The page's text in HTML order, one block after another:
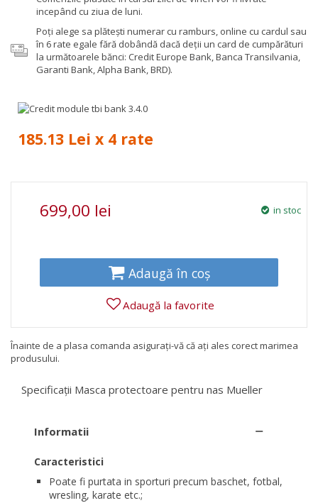
incepând cu ziua de luni.
Poţi alege sa plăteşti numerar cu ramburs, online cu cardul sau
în 6 rate egale fără dobândă dacă deții un card de cumpărături
la următoarele bănci: Credit Europe Bank, Banca Transilvania,
Garanti Bank, Alpha Bank, BRD).
185.13 Lei x 4 rate
699,00 lei in stoc
Adaugă în coș
Adaugă la favorite
Înainte de a plasa comanda asigurați-vă că ați ales corect marimea
produsului.
Specificații Masca protectoare pentru nas Mueller
Informatii
Caracteristici
Poate fi purtata in sporturi precum baschet, fotbal,
wresling, karate etc.;